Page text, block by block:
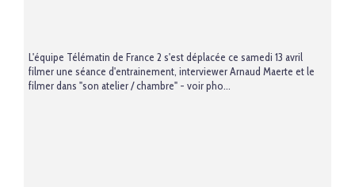
L'équipe Télématin de France 2 s'est déplacée ce samedi 13 avril
filmer une séance d'entrainement, interviewer Arnaud Maerte et le
filmer dans "son atelier / chambre" - voir pho...